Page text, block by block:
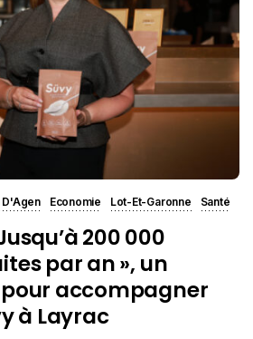
Economie Lot-Et-Garonne Santé
200 000
par an », un
accompagner
à Layrac